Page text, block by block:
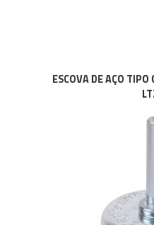
ESCOVA DE AÇO